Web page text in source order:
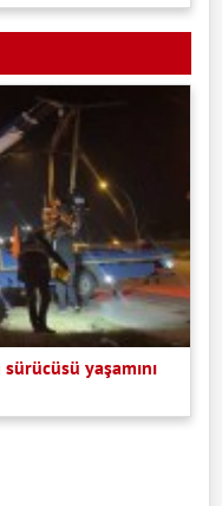
yaşamını